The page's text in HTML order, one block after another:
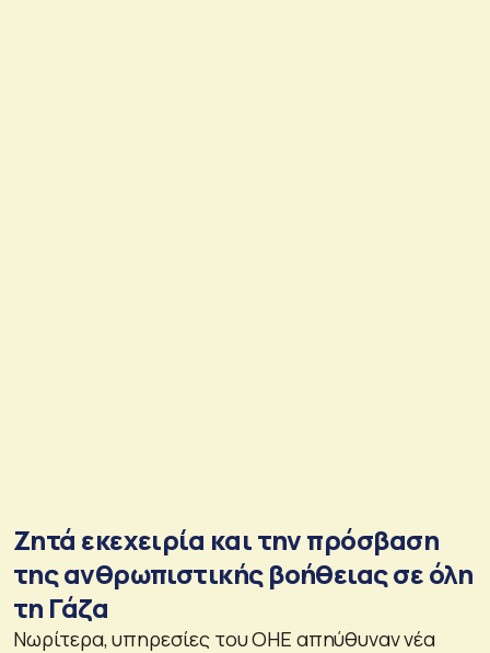
Ζητά εκεχειρία και την πρόσβαση
της ανθρωπιστικής βοήθειας σε όλη
τη Γάζα
Νωρίτερα, υπηρεσίες του ΟΗΕ απηύθυναν νέα